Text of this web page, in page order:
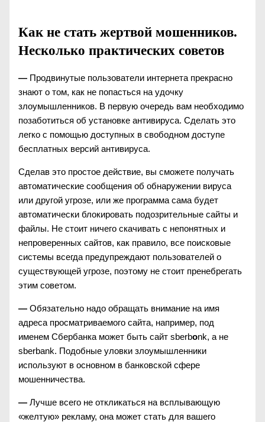
Как не стать жертвой мошенников.
Несколько практических советов
— Продвинутые пользователи интернета прекрасно
знают о том, как не попасться на удочку
злоумышленников. В первую очередь вам необходимо
позаботиться об установке антивируса. Сделать это
легко с помощью доступных в свободном доступе
бесплатных версий антивируса.
Сделав это простое действие, вы сможете получать
автоматические сообщения об обнаружении вируса
или другой угрозе, или же программа сама будет
автоматически блокировать подозрительные сайты и
файлы. Не стоит ничего скачивать с непонятных и
непроверенных сайтов, как правило, все поисковые
системы всегда предупреждают пользователей о
существующей угрозе, поэтому не стоит пренебрегать
этим советом.
— Обязательно надо обращать внимание на имя
адреса просматриваемого сайта, например, под
именем Сбербанка может быть сайт sberbоnk, а не
sberbank. Подобные уловки злоумышленники
используют в основном в банковской сфере
мошенничества.
— Лучше всего не откликаться на всплывающую
«желтую» рекламу, она может стать для вашего